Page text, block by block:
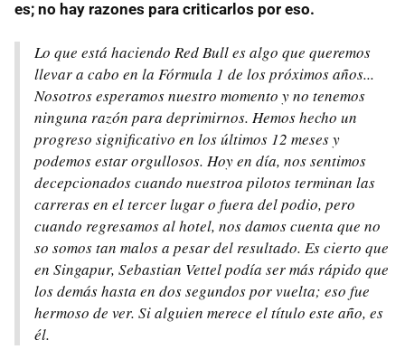
es; no hay razones para criticarlos por eso.
Lo que está haciendo Red Bull es algo que queremos
llevar a cabo en la Fórmula 1 de los próximos años...
Nosotros esperamos nuestro momento y no tenemos
ninguna razón para deprimirnos. Hemos hecho un
progreso significativo en los últimos 12 meses y
podemos estar orgullosos. Hoy en día, nos sentimos
decepcionados cuando nuestroa pilotos terminan las
carreras en el tercer lugar o fuera del podio, pero
cuando regresamos al hotel, nos damos cuenta que no
so somos tan malos a pesar del resultado. Es cierto que
en Singapur, Sebastian Vettel podía ser más rápido que
los demás hasta en dos segundos por vuelta; eso fue
hermoso de ver. Si alguien merece el título este año, es
él.